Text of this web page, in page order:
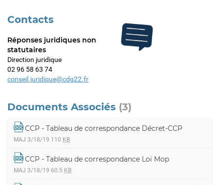
Contacts
Réponses juridiques non
statutaires
Direction juridique
02 96 58 63 74
conseil.juridique@cdg22.fr
Documents Associés (3)
CCP - Tableau de correspondance Décret-CCP
MAJ 3/18/19 110 KB
CCP - Tableau de correspondance Loi Mop
MAJ 3/18/19 60.5 KB